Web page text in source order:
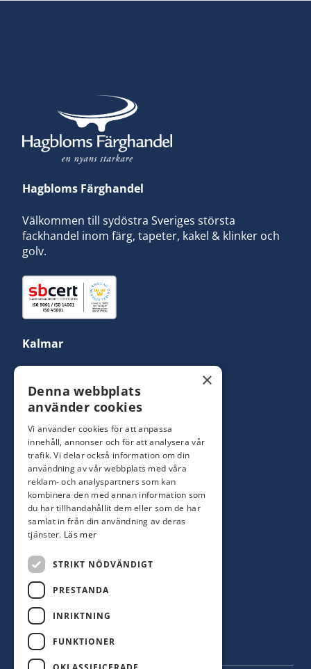
Hagbloms Färghandel
Välkommen till sydöstra Sveriges största
fackhandel inom färg, tapeter, kakel & klinker och
golv.
Kalmar
Yrkesbutik: 0480-44 28 08
info@hagblomsfarghandel.nu
Torsåsgatan 9
392 39 Kalmar
Färjestaden
0485-310 71
oland@hagblomsfarghandel.nu
Storgatan 34
386 30 Färjestaden
×
Denna webbplats
använder cookies
Vi använder cookies för att anpassa
innehåll, annonser och för att analysera vår
trafik. Vi delar också information om din
användning av vår webbplats med våra
reklam- och analyspartners som kan
kombinera den med annan information som
du har tillhandahållit dem eller som de har
samlat in från din användning av deras
tjänster. Läs mer
STRIKT NÖDVÄNDIGT
PRESTANDA
INRIKTNING
FUNKTIONER